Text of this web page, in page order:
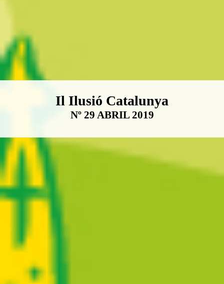
Boletín Il·lusió Catalunya
Il Ilusió Catalunya
Nº 29 ABRIL 2019